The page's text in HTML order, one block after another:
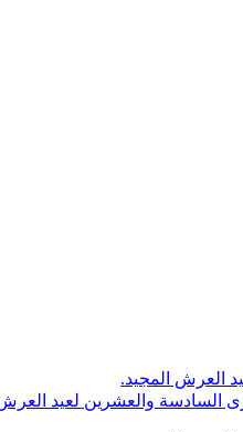
السادسة والعشرين لعيد